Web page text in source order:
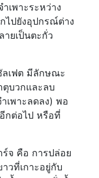
เพาะระหว่าง
ไปยังอุปกรณ์ต่าง
ยเป็นตะกั่ว
ลเฟต มีลักษณะ
ตุบวกและลบ
เพาะลดลง) พอ
กต่อไป หรือที่
จ คือ การปล่อย
วที่เกาะอยู่กับ